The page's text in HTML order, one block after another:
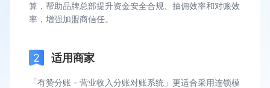
算，帮助品牌总部提升资金安全合规、抽佣效率和对账效
率，增强加盟商信任。
适用商家
「有赞分账 - 营业收入分账对账系统」更适合采用连锁模